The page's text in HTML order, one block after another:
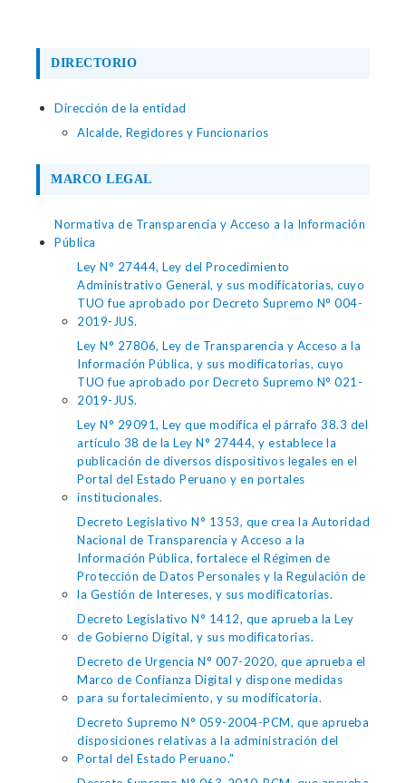
DIRECTORIO
Dirección de la entidad
Alcalde, Regidores y Funcionarios
MARCO LEGAL
Normativa de Transparencia y Acceso a la Información
Pública
Ley N° 27444, Ley del Procedimiento
Administrativo General, y sus modificatorias, cuyo
TUO fue aprobado por Decreto Supremo N° 004-
2019-JUS.
Ley N° 27806, Ley de Transparencia y Acceso a la
Información Pública, y sus modificatorias, cuyo
TUO fue aprobado por Decreto Supremo N° 021-
2019-JUS.
Ley N° 29091, Ley que modifica el párrafo 38.3 del
artículo 38 de la Ley N° 27444, y establece la
publicación de diversos dispositivos legales en el
Portal del Estado Peruano y en portales
institucionales.
Decreto Legislativo N° 1353, que crea la Autoridad
Nacional de Transparencia y Acceso a la
Información Pública, fortalece el Régimen de
Protección de Datos Personales y la Regulación de
la Gestión de Intereses, y sus modificatorias.
Decreto Legislativo N° 1412, que aprueba la Ley
de Gobierno Digital, y sus modificatorias.
Decreto de Urgencia N° 007-2020, que aprueba el
Marco de Confianza Digital y dispone medidas
para su fortalecimiento, y su modificatoria.
Decreto Supremo N° 059-2004-PCM, que aprueba
disposiciones relativas a la administración del
Portal del Estado Peruano."